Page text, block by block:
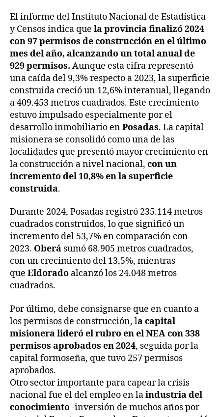
El informe del Instituto Nacional de Estadística
y Censos indica que la provincia finalizó 2024
con 97 permisos de construcción en el último
mes del año, alcanzando un total anual de
929 permisos. Aunque esta cifra representó
una caída del 9,3% respecto a 2023, la superficie
construida creció un 12,6% interanual, llegando
a 409.453 metros cuadrados. Este crecimiento
estuvo impulsado especialmente por el
desarrollo inmobiliario enPosadas. La capital
misionera se consolidó como una de las
localidades que presentó mayor crecimiento en
la construcción a nivel nacional, con un
incremento del 10,8% en la superficie
construida.
Durante 2024, Posadas registró 235.114 metros
cuadrados construidos, lo que significó un
incremento del 53,7% en comparación con
2023. Oberá sumó 68.905 metros cuadrados,
con un crecimiento del 13,5%, mientras
que Eldorado alcanzó los 24.048 metros
cuadrados.
Por último, debe consignarse que en cuanto a
los permisos de construcción, la capital
misionera lideró el rubro en el NEA con 338
permisos aprobados en 2024, seguida por la
capital formoseña, que tuvo 257 permisos
aprobados.
Otro sector importante para capear la crisis
nacional fue el del empleo en laindustria del
conocimiento-inversión de muchos años por